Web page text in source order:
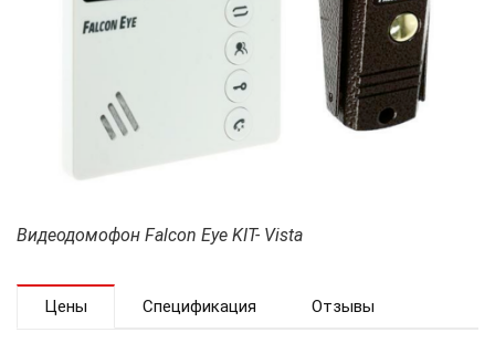
Видеодомофон Falcon Eye KIT- Vista
Цены Спецификация Отзывы